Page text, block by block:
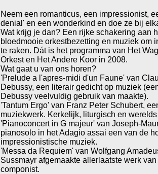
Neem een romanticus, een impressionist,
denial' en een wonderkind en doe ze bij
Wat krijg je dan? Een rijke schakering aan
bloedmooie orkestbezetting en muziek om
te raken. Dát is het programma van Het
Orkest en Het Andere Koor in 2008.
Wat gaat u van ons horen?
'Prelude a l'apres-midi d'un Faune' van
Debussy, een literair gedicht op muziek
Debussy veelvuldig gebruik van maakte).
'Tantum Ergo' van Franz Peter Schubert,
muziekwerk. Kerkelijk, liturgisch en
'Pianoconcert in G majeur' van Joseph-
pianosolo in het Adagio assai een van de
impressionistische muziek.
'Messa da Requiem' van Wolfgang
Sussmayr afgemaakte allerlaatste werk
componist.